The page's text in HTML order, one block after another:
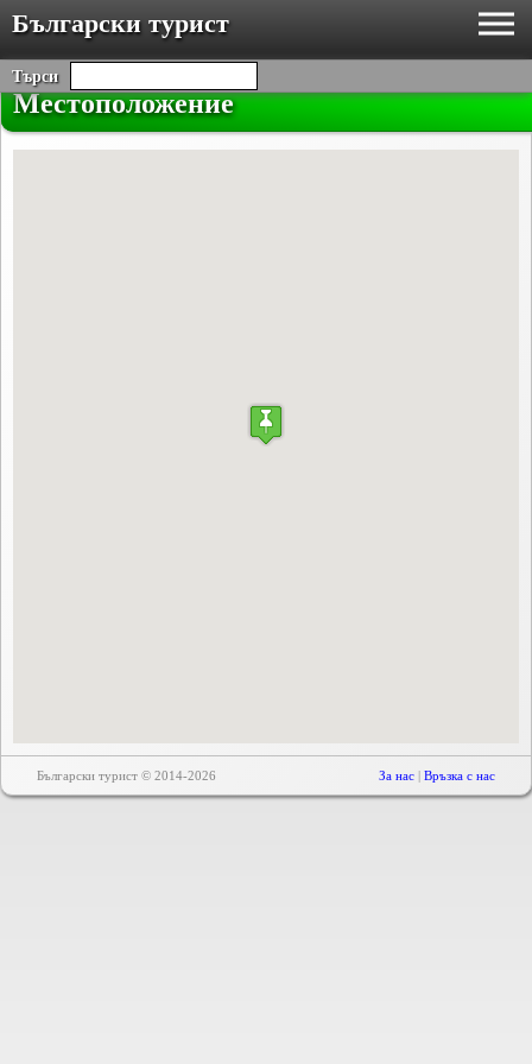
Български турист
Търси
Местоположение
Български турист © 2014-2026 За нас | Връзка с нас